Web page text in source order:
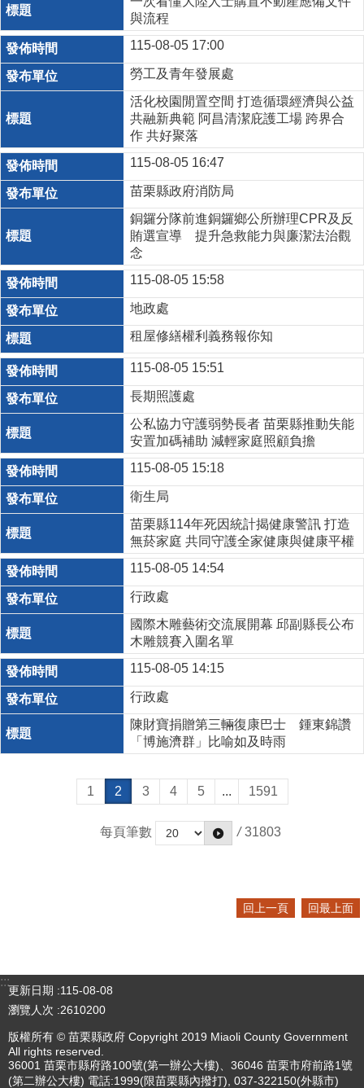
與流程
115-08-05 17:00
勞工及青年發展處
活化校園閒置空間 打造循環經濟與公益
共融新典範 阿昌清潔庇護工場 跨界合
作 共好聚落
115-08-05 16:47
苗栗縣政府消防局
銅鑼分隊前進銅鑼鄉公所辦理CPR及反
賄選宣導 提升急救能力與廉潔法治觀
念
115-08-05 15:58
地政處
租屋修繕權利義務報你知
115-08-05 15:51
長期照護處
公私協力守護弱勢長者 苗栗縣推動失能
安置加碼補助 減輕家庭照顧負擔
115-08-05 15:18
衛生局
苗栗縣114年死因統計揭健康警訊 打造
無菸家庭 共同守護全家健康與健康平權
115-08-05 14:54
行政處
國際木雕藝術交流展開幕 邱副縣長公布
木雕競賽入圍名單
115-08-05 14:15
行政處
陳財寶捐贈第三輛復康巴士 鍾東錦讚
「博施濟群」比喻如及時雨
1 2 3 4 5 ... 1591
每頁筆數 / 31803
回上一頁 回最上面
:::
更新日期
115-08-08
瀏覽人次
2610200
版權所有 © 苗栗縣政府 Copyright 2019 Miaoli County Government
All rights reserved.
36001 苗栗市縣府路100號(第一辦公大樓)、36046 苗栗市府前路1號
(第二辦公大樓) 電話:1999(限苗栗縣內撥打), 037-322150(外縣市)